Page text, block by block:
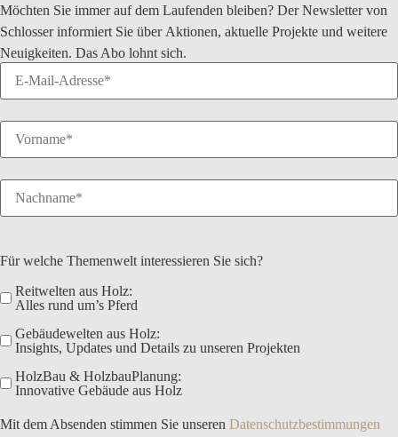
Möchten Sie immer auf dem Laufenden bleiben? Der Newsletter von
Schlosser informiert Sie über Aktionen, aktuelle Projekte und weitere
Neuigkeiten. Das Abo lohnt sich.
Sie können diesen jederzeit wieder abbestellen.
Für welche Themenwelt interessieren Sie sich?
Reitwelten aus Holz:
Alles rund um’s Pferd
Gebäudewelten aus Holz:
Insights, Updates und Details zu unseren Projekten
HolzBau & HolzbauPlanung:
Innovative Gebäude aus Holz
Mit dem Absenden stimmen Sie unseren Datenschutzbestimmungen